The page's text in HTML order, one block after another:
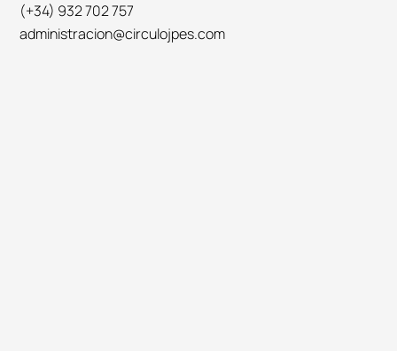
(+34) 932 702 757
administracion@circulojpes.com